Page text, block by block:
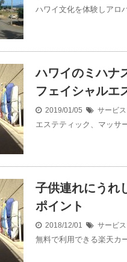
ハワイ文化を体験しアロ
ハワイのミハナ
フェイシャルエ
2019/01/05 サービス
エステティック、マッサ
子供連れにうれ
ポイント
2018/12/01 サービス
無料で利用できる楽天カ